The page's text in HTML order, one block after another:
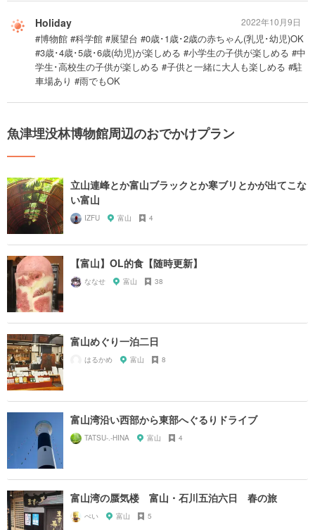
Holiday
#博物館 #科学館 #展望台 #0歳･1歳･2歳の赤ちゃん(乳児･幼児)OK
#3歳･4歳･5歳･6歳(幼児)が楽しめる #小学生の子供が楽しめる #中
学生･高校生の子供が楽しめる #子供と一緒に大人も楽しめる #駐
車場あり #雨でもOK
2022年10月9日
魚津埋没林博物館周辺のおでかけプラン
立山連峰とか富山ブラックとか寒ブリとかが出てこな
い富山
IZFU 富山 4
【富山】OL的食【随時更新】
ななせ 富山 38
富山めぐり一泊二日
はるかめ 富山 8
富山湾沿い西部から東部へぐるりドライブ
TATSU-.-HINA 富山 4
富山湾の蜃気楼 富山・石川五泊六日 春の旅
ぺい 富山 5